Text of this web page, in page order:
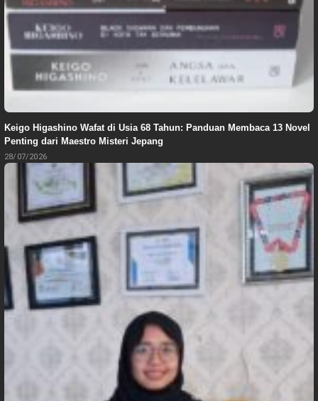
Keigo Higashino Wafat di Usia 68 Tahun: Panduan Membaca 13 Novel
Penting dari Maestro Misteri Jepang
28/07/2026